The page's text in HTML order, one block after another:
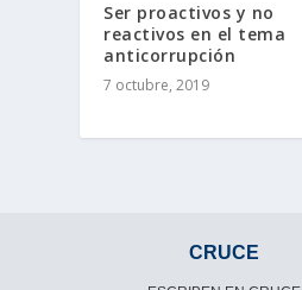
Ser proactivos y no
reactivos en el tema
anticorrupción
7 octubre, 2019
CRUCE